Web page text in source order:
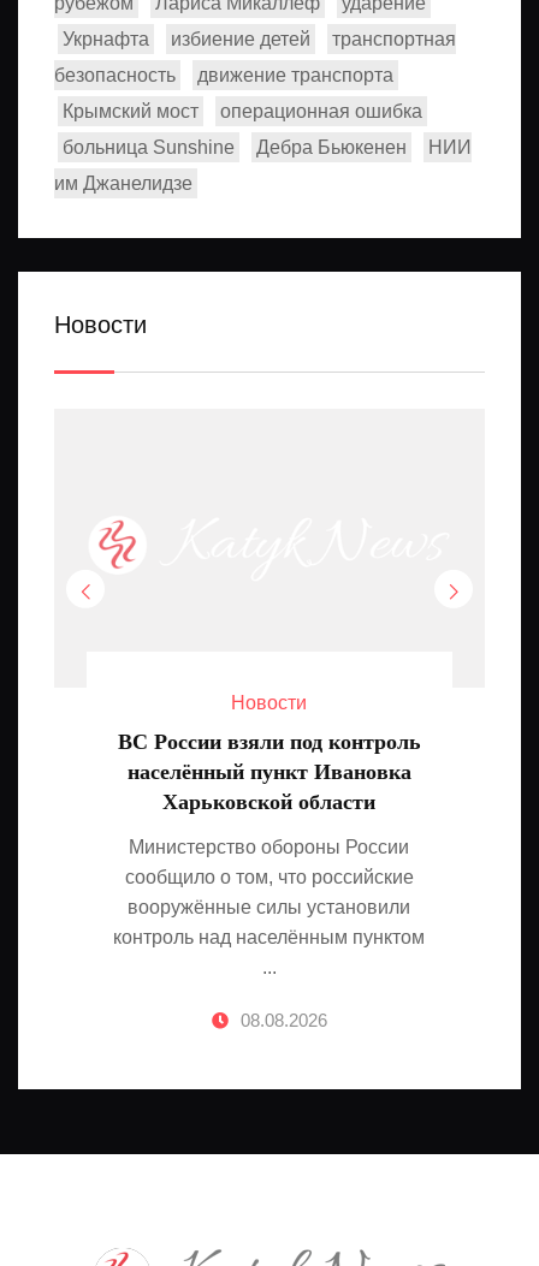
Укрнафта
избиение детей
транспортная
безопасность
движение транспорта
Крымский мост
операционная ошибка
больница Sunshine
Дебра Бьюкенен
НИИ
им Джанелидзе
Новости
Новости
ВС России взяли под контроль
населённый пункт Ивановка
Харьковской области
Министерство обороны России
сообщило о том, что российские
вооружённые силы установили
контроль над населённым пунктом
...
08.08.2026